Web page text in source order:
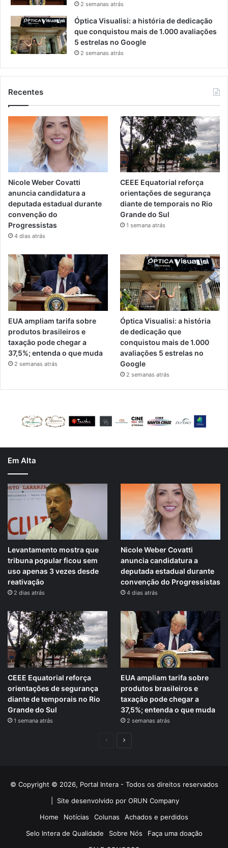
2 semanas atrás
Óptica Visualisi: a história de dedicação
que conquistou mais de 1.000 avaliações
5 estrelas no Google
2 semanas atrás
Recentes
Nicole Weber Covatti
anuncia candidatura a
deputada estadual durante
convenção do
Progressistas
4 dias atrás
CEEE Equatorial reforça
orientações de segurança
diante de temporais no Rio
Grande do Sul
1 semana atrás
EUA ampliam tarifa sobre
produtos brasileiros e
taxação pode chegar a
37,5%; entenda o que muda
2 semanas atrás
Óptica Visualisi: a história
de dedicação que
conquistou mais de 1.000
avaliações 5 estrelas no
Google
2 semanas atrás
Em Alta
Levantamento mostra que
tribuna popular ficou sem
uso apenas 3 vezes desde
reativação
2 dias atrás
Nicole Weber Covatti
anuncia candidatura a
deputada estadual durante
convenção do Progressistas
4 dias atrás
CEEE Equatorial reforça
orientações de segurança
diante de temporais no Rio
Grande do Sul
1 semana atrás
EUA ampliam tarifa sobre
produtos brasileiros e
taxação pode chegar a
37,5%; entenda o que muda
2 semanas atrás
PáginaPróxima
© Copyright © 2026, Portal Intera - Todos os direitos reservados
Site desenvolvido por ORUN Company
Home
Notícias Colunas
Achados e perdidos
Selo Intera de Qualidade
Sobre Nós
Faça uma doação